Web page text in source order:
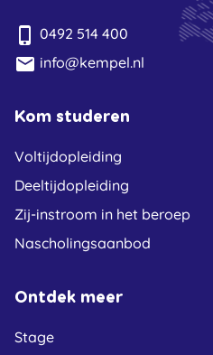
phone_iphone 0492 514 400
email info@kempel.nl
Kom studeren
Voltijdopleiding
Deeltijdopleiding
Zij-instroom in het beroep
Nascholingsaanbod
Ontdek meer
Stage